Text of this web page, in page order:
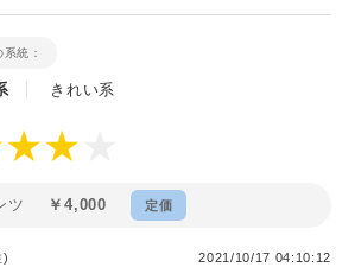
統：
きれい系
ツ ￥4,000 定価
) 2021/10/17 04:10:12